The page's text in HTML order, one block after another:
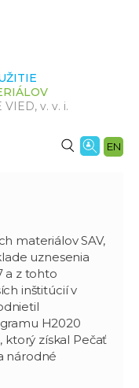
VIED, v. v. i.
EN
materiálov SAV,
uznesenia
a z tohto
inštitúcií v
H2020
ktorý získal Pečať
národné